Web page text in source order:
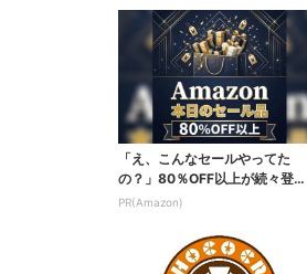
「え、こんなセールやってた
の？」80％OFF以上が続々登
場！Amazonの本気が...
PR(Amazon)